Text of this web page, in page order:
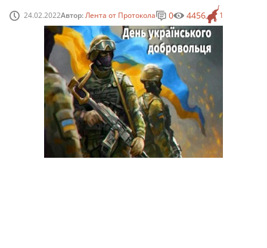
24.02.2022Автор:Лента от Протокола 1
0 4456